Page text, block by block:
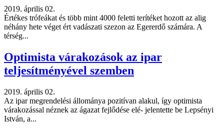
2019. április 02.
Értékes trófeákat és több mint 4000 feletti terítéket hozott az alig
néhány hete véget ért vadászati szezon az Egererdő számára. A
térség...
Optimista várakozások az ipar
teljesítményével szemben
2019. április 02.
Az ipar megrendelési állománya pozitívan alakul, így optimista
várakozással néznek az ágazat fejlődése elé- jelentette be Lepsényi
István, a...